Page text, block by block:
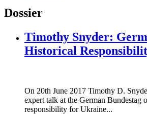
Dossier
Timothy Snyder:
Historical
On 20th June 2017 Timothy D.
expert talk at the German Bundestag
responsibility for Ukraine...